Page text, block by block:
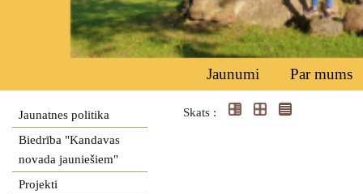
Jaunumi Par mums
Jaunatnes politika
Biedrība "Kandavas
novada jauniešiem"
Projekti
Skats :